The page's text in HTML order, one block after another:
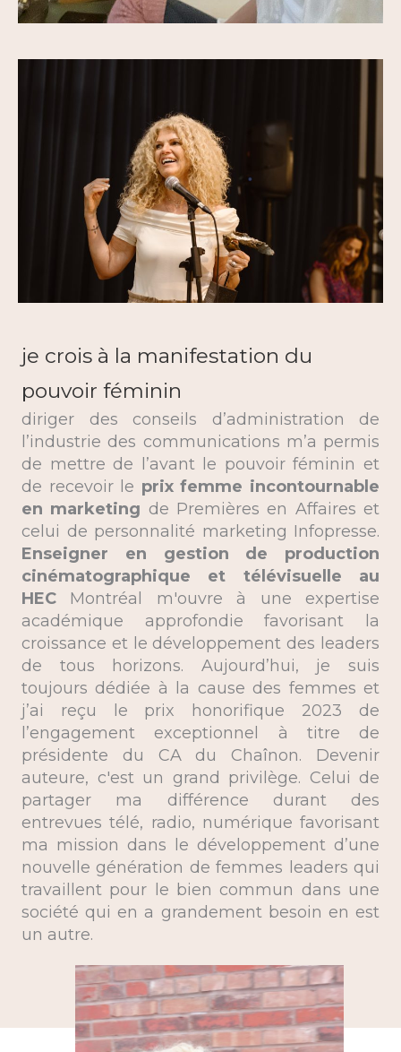
je crois à la manifestation du
pouvoir féminin
diriger des conseils d’administration de
l’industrie des communications m’a permis
de mettre de l’avant le pouvoir féminin et
de recevoir le prix femme incontournable
en marketing de Premières en Affaires et
celui de personnalité marketing Infopresse.
Enseigner en gestion de production
cinématographique et télévisuelle au
HEC Montréal m'ouvre à une expertise
académique approfondie favorisant la
croissance et le développement des leaders
de tous horizons. Aujourd’hui, je suis
toujours dédiée à la cause des femmes et
j’ai reçu le prix honorifique 2023 de
l’engagement exceptionnel à titre de
présidente du CA du Chaînon. Devenir
auteure, c'est un grand privilège. Celui de
partager ma différence durant des
entrevues télé, radio, numérique favorisant
ma mission dans le développement d’une
nouvelle génération de femmes leaders qui
travaillent pour le bien commun dans une
société qui en a grandement besoin en est
un autre.